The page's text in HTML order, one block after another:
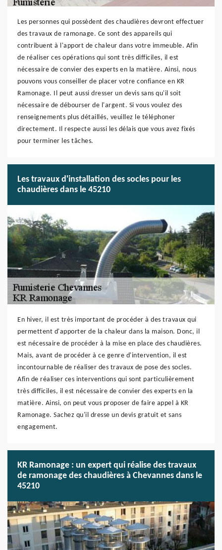
Les personnes qui possèdent des chaudières devront effectuer
des travaux de ramonage. Ce sont des appareils qui
contribuent à l'apport de chaleur dans votre immeuble. Afin
de réaliser ces opérations qui sont très difficiles, il est
nécessaire de convier des experts en la matière. Ainsi, nous
pouvons vous conseiller de placer votre confiance en KR
Ramonage. Il peut aussi dresser un devis sans qu'il soit
nécessaire de débourser de l'argent. Si vous voulez des
renseignements plus détaillés, veuillez le téléphoner
directement. Il respecte aussi les délais que vous avez fixés
pour terminer les tâches.
Les travaux d'installation des socles pour les
chaudières dans le 45210
En hiver, il est très important de procéder à des travaux qui
permettent d'apporter de la chaleur dans la maison. Donc, il
est nécessaire de procéder à la mise en place des chaudières.
Mais, avant de procéder à ce genre d'intervention, il est
incontournable de réaliser des travaux de pose des socles.
Afin de réaliser ces interventions qui sont particulièrement
très difficiles, il est nécessaire de convier des experts en la
matière. Ainsi, on peut vous proposer de faire appel à KR
Ramonage. Sachez qu'il dresse un devis gratuit et sans
engagement.
KR Ramonage : un expert qui réalise des travaux
de ramonage des chaudières à Chevannes dans le
45210